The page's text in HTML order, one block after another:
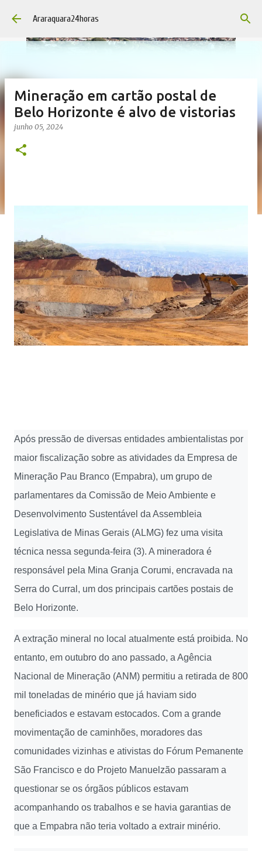
Pular para o conteúdo principal
Araraquara24horas
Mineração em cartão postal de
Belo Horizonte é alvo de vistorias
junho 05, 2024
Após pressão de diversas entidades ambientalistas por
maior fiscalização sobre as atividades da Empresa de
Mineração Pau Branco (Empabra), um grupo de
parlamentares da Comissão de Meio Ambiente e
Desenvolvimento Sustentável da Assembleia
Legislativa de Minas Gerais (ALMG) fez uma visita
técnica nessa segunda-feira (3). A mineradora é
responsável pela Mina Granja Corumi, encravada na
Serra do Curral, um dos principais cartões postais de
Belo Horizonte.
A extração mineral no local atualmente está proibida. No
entanto, em outubro do ano passado, a Agência
Nacional de Mineração (ANM) permitiu a retirada de 800
mil toneladas de minério que já haviam sido
beneficiados e estavam estocados. Com a grande
movimentação de caminhões, moradores das
comunidades vizinhas e ativistas do Fórum Pemanente
São Francisco e do Projeto Manuelzão passaram a
questionar se os órgãos públicos estavam
acompanhando os trabalhos e se havia garantias de
que a Empabra não teria voltado a extrair minério.